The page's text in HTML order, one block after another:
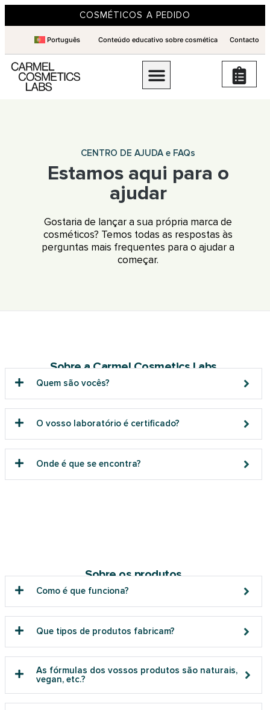
COSMÉTICOS A PEDIDO
Português Conteúdo educativo sobre cosmética Contacto
CENTRO DE AJUDA e FAQs
Estamos aqui para o
ajudar
Gostaria de lançar a sua própria marca de
cosméticos? Temos todas as respostas às
perguntas mais frequentes para o ajudar a
começar.
Sobre a Carmel Cosmetics Labs
Quem são vocês?
O vosso laboratório é certificado?
Onde é que se encontra?
Sobre os produtos
Como é que funciona?
Que tipos de produtos fabricam?
As fórmulas dos vossos produtos são naturais,
vegan, etc.?